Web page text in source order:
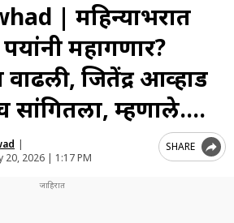
| महिन्याभरात
महागणार?
वाढली, जितेंद्र आव्हाड
सांगितला, म्हणाले….
|
20, 2026 | 1:17 PM
SHARE